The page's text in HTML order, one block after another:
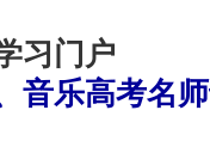
习门户
音乐高考名